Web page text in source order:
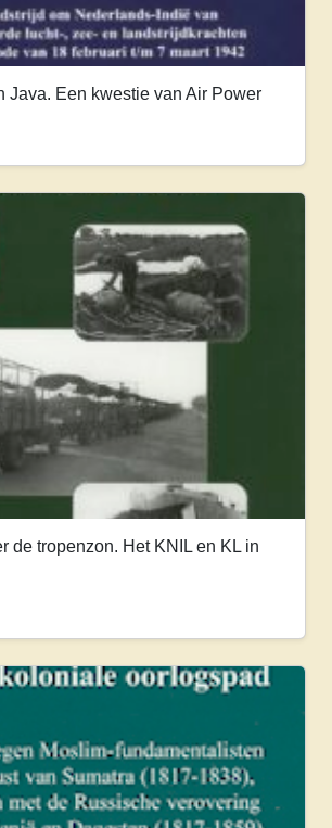
Java. Een kwestie van Air Power
de tropenzon. Het KNIL en KL in